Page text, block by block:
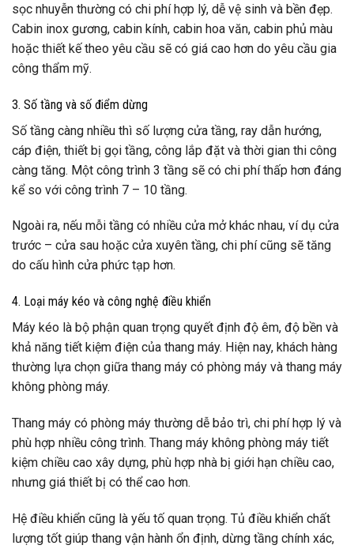
sọc nhuyễn thường có chi phí hợp lý, dễ vệ sinh và bền đẹp.
Cabin inox gương, cabin kính, cabin hoa văn, cabin phủ màu
hoặc thiết kế theo yêu cầu sẽ có giá cao hơn do yêu cầu gia
công thẩm mỹ.
3. Số tầng và số điểm dừng
Số tầng càng nhiều thì số lượng cửa tầng, ray dẫn hướng,
cáp điện, thiết bị gọi tầng, công lắp đặt và thời gian thi công
càng tăng. Một công trình 3 tầng sẽ có chi phí thấp hơn đáng
kể so với công trình 7 – 10 tầng.
Ngoài ra, nếu mỗi tầng có nhiều cửa mở khác nhau, ví dụ cửa
trước – cửa sau hoặc cửa xuyên tầng, chi phí cũng sẽ tăng
do cấu hình cửa phức tạp hơn.
4. Loại máy kéo và công nghệ điều khiển
Máy kéo là bộ phận quan trọng quyết định độ êm, độ bền và
khả năng tiết kiệm điện của thang máy. Hiện nay, khách hàng
thường lựa chọn giữa thang máy có phòng máy và thang máy
không phòng máy.
Thang máy có phòng máy thường dễ bảo trì, chi phí hợp lý và
phù hợp nhiều công trình. Thang máy không phòng máy tiết
kiệm chiều cao xây dựng, phù hợp nhà bị giới hạn chiều cao,
nhưng giá thiết bị có thể cao hơn.
Hệ điều khiển cũng là yếu tố quan trọng. Tủ điều khiển chất
lượng tốt giúp thang vận hành ổn định, dừng tầng chính xác,